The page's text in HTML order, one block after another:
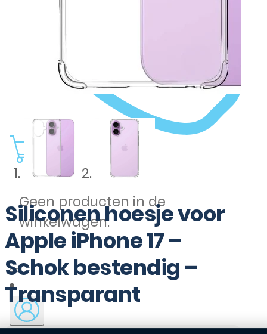
Geen producten in de
winkelwagen.
Siliconen hoesje voor
Apple iPhone 17 –
Schok bestendig –
Transparant